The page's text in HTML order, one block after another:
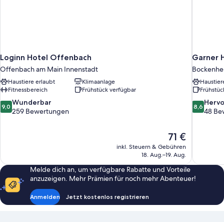
Loginn Hotel Offenbach
Offenbach am Main Innenstadt
Haustiere erlaubt
Klimaanlage
Fitnessbereich
Frühstück verfügbar
9.0
von
9,0 Wunderbar
259 Bewertungen
Der
Preis
beträgt
71 €
inkl. Steuern & Gebühren
18. Aug.–19. Aug.
Garner
8.6
von
8,6
48
Melde dich an, um verfügbare Rabatte und Vorteile
anzuzeigen. Mehr Prämien für noch mehr Abenteuer!
Anmelden Jetzt kostenlos registrieren